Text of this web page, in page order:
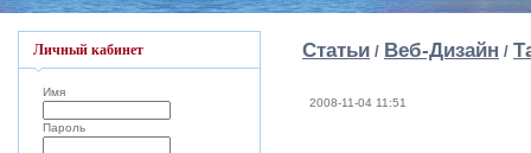
Личный кабинет
Имя
Пароль
Статьи / Веб-Дизайн /
2008-11-04 11:51